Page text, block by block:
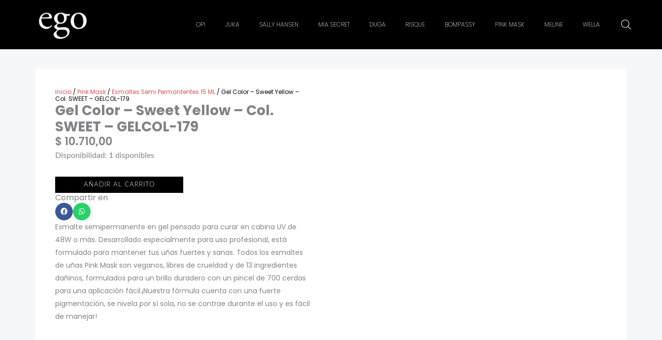
OPI JUKA SALLY HANSEN MIA SECRET DUGA RISQUE BOMPASSY PINK MASK MELINE WELLA
Inicio / Pink Mask / Esmaltes Semi Permantentes 15 ML / Gel Color – Sweet Yellow –
Col. SWEET – GELCOL-179
Gel Color – Sweet Yellow – Col.
SWEET – GELCOL-179
$ 10.710,00
Disponibilidad: 1 disponibles
Gel
Sweet
Yellow
–
Col.
SWEET
-
GELCOL-
179
cantidad
AÑADIR AL CARRITO
Compartir en
Esmalte semipermanente en gel pensado para curar en cabina UV de
48W o más. Desarrollado especialmente para uso profesional, está
formulado para mantener tus uñas fuertes y sanas. Todos los esmaltes
de uñas Pink Mask son veganos, libres de crueldad y de 13 ingredientes
dañinos, formulados para un brillo duradero con un pincel de 700 cerdas
para una aplicación fácil.¡Nuestra fórmula cuenta con una fuerte
pigmentación, se nivela por sí sola, no se contrae durante el uso y es fácil
de manejar!